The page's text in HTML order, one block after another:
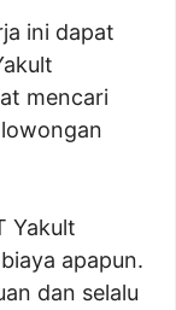
ini dapat
mencari
Yakult
apapun.
dan selalu